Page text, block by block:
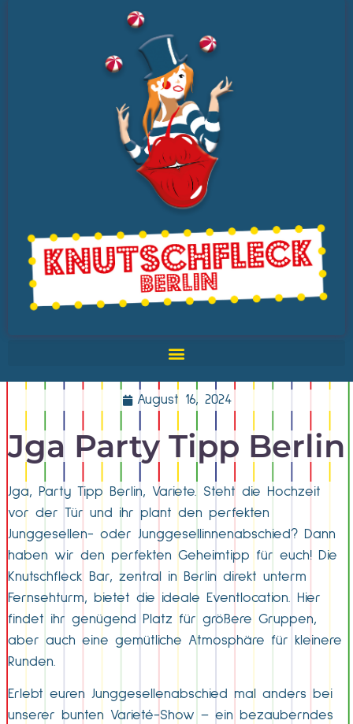
August 16, 2024
Jga Party Tipp Berlin
Jga, Party Tipp Berlin, Variete. Steht die Hochzeit
vor der Tür und ihr plant den perfekten
Junggesellen- oder Junggesellinnenabschied? Dann
haben wir den perfekten Geheimtipp für euch! Die
Knutschfleck Bar, zentral in Berlin direkt unterm
Fernsehturm, bietet die ideale Eventlocation. Hier
findet ihr genügend Platz für größere Gruppen,
aber auch eine gemütliche Atmosphäre für kleinere
Runden.
Erlebt euren Junggesellenabschied mal anders bei
unserer bunten Varieté-Show – ein bezauberndes